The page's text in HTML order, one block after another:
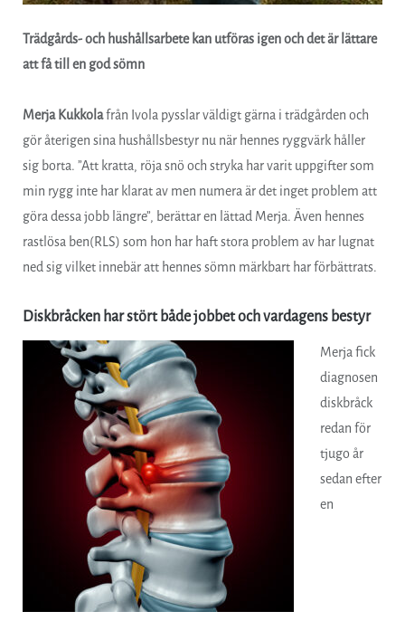
Trädgårds- och hushållsarbete kan utföras igen och det är lättare
att få till en god sömn
Merja Kukkolafrån Ivola pysslar väldigt gärna i trädgården och
gör återigen sina hushållsbestyr nu när hennes ryggvärk håller
sig borta. ”Att kratta, röja snö och stryka har varit uppgifter som
min rygg inte har klarat av men numera är det inget problem att
göra dessa jobb längre”, berättar en lättad Merja. Även hennes
rastlösa ben(RLS) som hon har haft stora problem av har lugnat
ned sig vilket innebär att hennes sömn märkbart har förbättrats.
Diskbråcken har stört både jobbet och vardagens bestyr
Merja fick
diagnosen
diskbråck
redan för
tjugo år
sedan efter
en